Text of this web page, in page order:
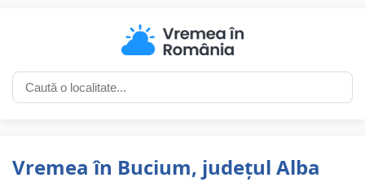
Vremea în Bucium, județul Alba